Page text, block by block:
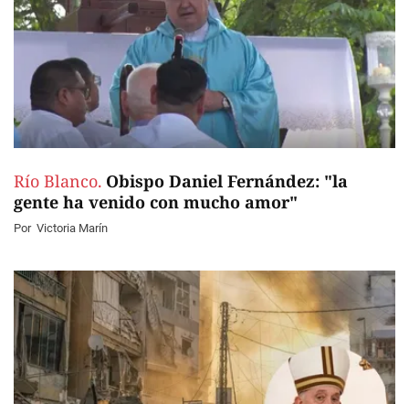
Río Blanco. Obispo Daniel Fernández: "la
gente ha venido con mucho amor"
Por Victoria Marín